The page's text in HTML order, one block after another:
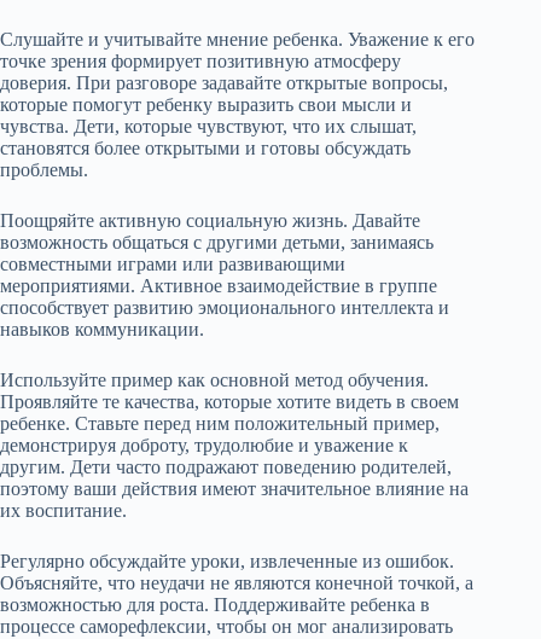
Слушайте и учитывайте мнение ребенка. Уважение к его
точке зрения формирует позитивную атмосферу
доверия. При разговоре задавайте открытые вопросы,
которые помогут ребенку выразить свои мысли и
чувства. Дети, которые чувствуют, что их слышат,
становятся более открытыми и готовы обсуждать
проблемы.
Поощряйте активную социальную жизнь. Давайте
возможность общаться с другими детьми, занимаясь
совместными играми или развивающими
мероприятиями. Активное взаимодействие в группе
способствует развитию эмоционального интеллекта и
навыков коммуникации.
Используйте пример как основной метод обучения.
Проявляйте те качества, которые хотите видеть в своем
ребенке. Ставьте перед ним положительный пример,
демонстрируя доброту, трудолюбие и уважение к
другим. Дети часто подражают поведению родителей,
поэтому ваши действия имеют значительное влияние на
их воспитание.
Регулярно обсуждайте уроки, извлеченные из ошибок.
Объясняйте, что неудачи не являются конечной точкой, а
возможностью для роста. Поддерживайте ребенка в
процессе саморефлексии, чтобы он мог анализировать